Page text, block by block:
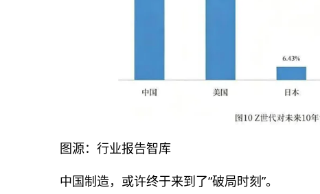
图源：行业报告智库
中国制造，或许终于来到了“破局时刻”。